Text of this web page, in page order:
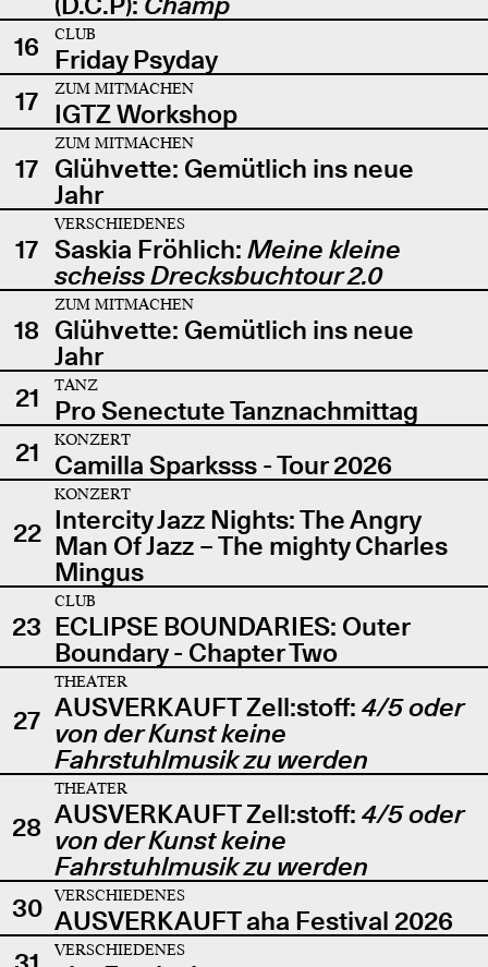
16
CLUB
Friday Psyday
17
ZUM MITMACHEN
IGTZ Workshop
17
ZUM MITMACHEN
Glühvette: Gemütlich ins neue
Jahr
17
VERSCHIEDENES
Saskia Fröhlich: Meine kleine
scheiss Drecksbuchtour 2.0
18
ZUM MITMACHEN
Glühvette: Gemütlich ins neue
Jahr
21
TANZ
Pro Senectute Tanznachmittag
21
KONZERT
Camilla Sparksss - Tour 2026
22
KONZERT
Intercity Jazz Nights: The Angry
Man Of Jazz – The mighty Charles
Mingus
23
CLUB
ECLIPSE BOUNDARIES: Outer
Boundary - Chapter Two
27
THEATER
AUSVERKAUFT Zell:stoff: 4/5 oder
von der Kunst keine
Fahrstuhlmusik zu werden
28
THEATER
AUSVERKAUFT Zell:stoff: 4/5 oder
von der Kunst keine
Fahrstuhlmusik zu werden
30
VERSCHIEDENES
AUSVERKAUFT aha Festival 2026
VERSCHIEDENES